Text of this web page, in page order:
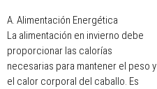
A. Alimentación Energética
La alimentación en invierno debe
proporcionar las calorías
necesarias para mantener el peso y
el calor corporal del caballo. Es